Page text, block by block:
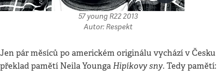
57 young R22 2013
Autor: Respekt
Jen pár měsíců po americkém originálu vychází v Česku
překlad pamětí Neila YoungaHipíkovy sny. Tedy pamětí: